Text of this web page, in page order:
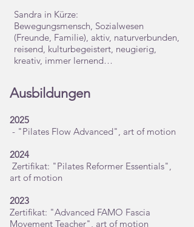
Sandra in Kürze:
Bewegungsmensch, Sozialwesen
(Freunde, Familie), aktiv, naturverbunden,
reisend, kulturbegeistert, neugierig,
kreativ, immer lernend…
Ausbildungen
2025
- "Pilates Flow Advanced", art of motion
2024
Zertifikat: "Pilates Reformer Essentials",
art of motion
2023
Zertifikat: "Advanced FAMO Fascia
Movement Teacher", art of motion